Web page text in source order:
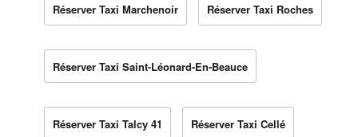
Réserver Taxi Marchenoir Réserver Taxi Roches
Réserver Taxi Saint-Léonard-En-Beauce
Réserver Taxi Talcy 41 Réserver Taxi Cellé